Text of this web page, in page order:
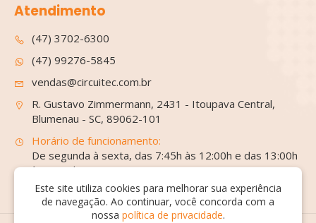
Atendimento
(47) 3702-6300
(47) 99276-5845
vendas@circuitec.com.br
R. Gustavo Zimmermann, 2431 - Itoupava Central,
Blumenau - SC, 89062-101
Horário de funcionamento:
De segunda à sexta, das 7:45h às 12:00h e das 13:00h
às 17:20h
Este site utiliza cookies para melhorar sua experiência
de navegação. Ao continuar, você concorda com a
nossa política de privacidade.